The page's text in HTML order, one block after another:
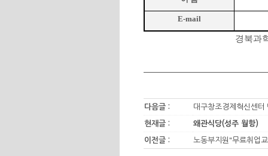
E-mail
경북과
다음글 : 대구창조경제혁신센터
현재글 : 왜관식당(성주 월항)
이전글 : 노동부지원"무료취업